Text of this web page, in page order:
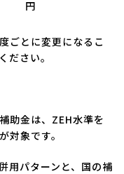
円
ごとに変更になるこ
ださい。
助金は、ZEH水準を
対象です。
用パターンと、国の補